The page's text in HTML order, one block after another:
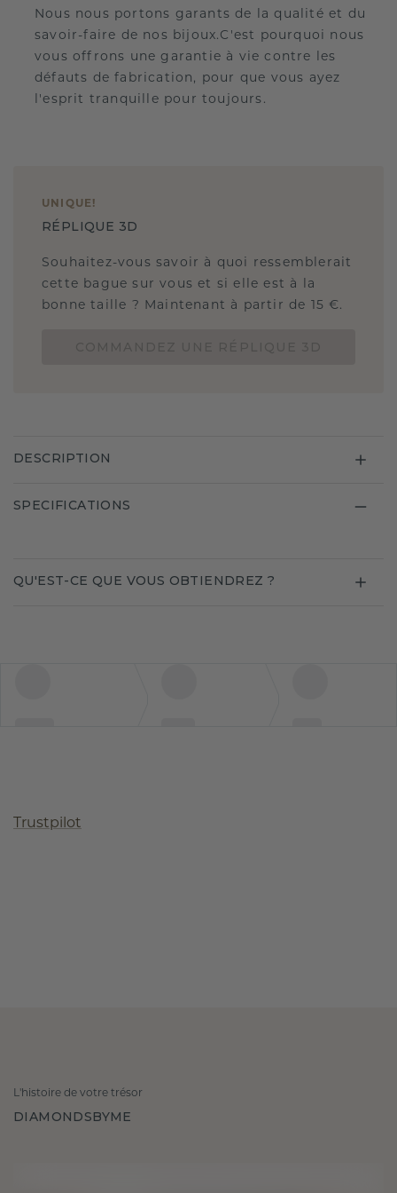
Nous nous portons garants de la qualité et du
savoir-faire de nos bijoux.C'est pourquoi nous
vous offrons une garantie à vie contre les
défauts de fabrication, pour que vous ayez
l'esprit tranquille pour toujours.
UNIQUE !
RÉPLIQUE 3D
Souhaitez-vous savoir à quoi ressemblerait
cette bague sur vous et si elle est à la
bonne taille ? Maintenant à partir de 15 €.
DESCRIPTION
SPECIFICATIONS
QU'EST-CE QUE VOUS OBTIENDREZ ?
Trustpilot
L'histoire de votre trésor
DIAMONDSBYME